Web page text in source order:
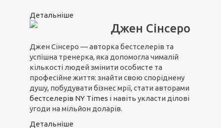
Детальніше
Джен Сінсеро
Джен Сінсеро — авторка бестселерів та
успішна тренерка, яка допомогла чималій
кількості людей змінити особисте та
професійне життя: знайти свою споріднену
душу, побудувати бізнес мрії, стати авторами
бестселерів NY Times і навіть укласти ділові
угоди на мільйон доларів.
Детальніше